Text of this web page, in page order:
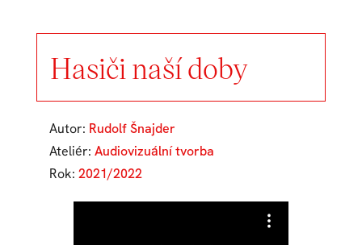
Hasiči naší doby
Autor: Rudolf Šnajder
Ateliér: Audiovizuální tvorba
Rok: 2021/2022